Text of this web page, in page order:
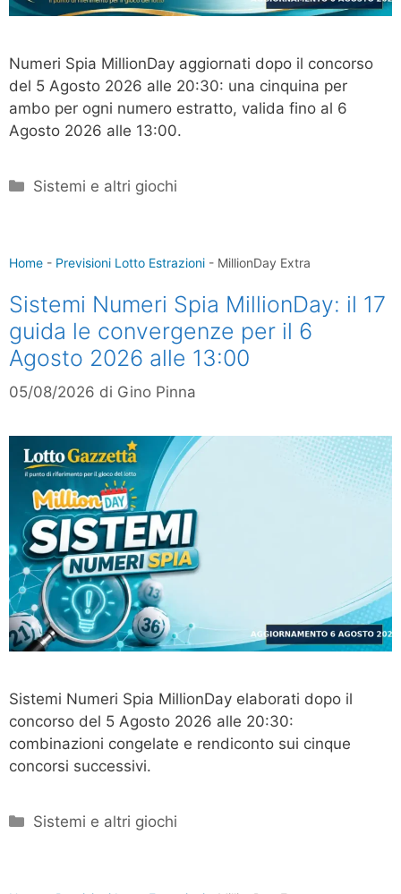
Numeri Spia MillionDay aggiornati dopo il concorso
del 5 Agosto 2026 alle 20:30: una cinquina per
ambo per ogni numero estratto, valida fino al 6
Agosto 2026 alle 13:00.
Categorie
Sistemi e altri giochi
Home - Previsioni Lotto Estrazioni - MillionDay Extra
Sistemi Numeri Spia MillionDay: il 17
guida le convergenze per il 6
Agosto 2026 alle 13:00
05/08/2026 di Gino Pinna
Sistemi Numeri Spia MillionDay elaborati dopo il
concorso del 5 Agosto 2026 alle 20:30:
combinazioni congelate e rendiconto sui cinque
concorsi successivi.
Categorie
Sistemi e altri giochi